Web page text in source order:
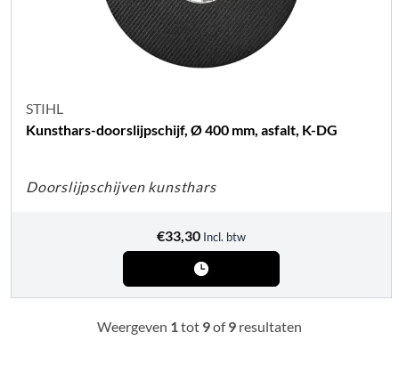
STIHL
Kunsthars-doorslijpschijf, Ø 400 mm, asfalt, K-DG
Doorslijpschijven kunsthars
€33,30 Incl. btw
Weergeven 1tot 9of9 resultaten